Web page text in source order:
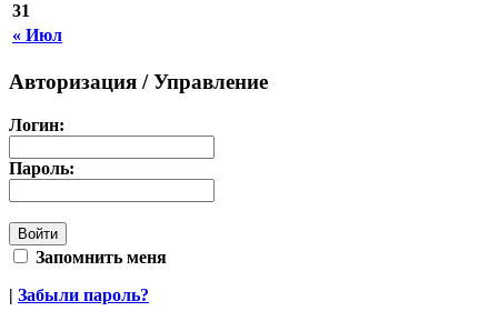
« Июл
31
Авторизация / Управление
Логин:
Пароль:
Запомнить меня
| Забыли пароль?